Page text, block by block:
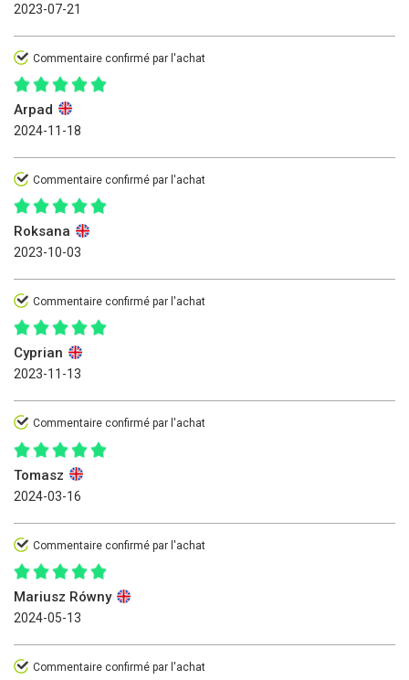
2023-07-21
Commentaire confirmé par l'achat
Arpad
2024-11-18
Commentaire confirmé par l'achat
Roksana
2023-10-03
Commentaire confirmé par l'achat
Cyprian
2023-11-13
Commentaire confirmé par l'achat
Tomasz
2024-03-16
Commentaire confirmé par l'achat
Mariusz Równy
2024-05-13
Commentaire confirmé par l'achat